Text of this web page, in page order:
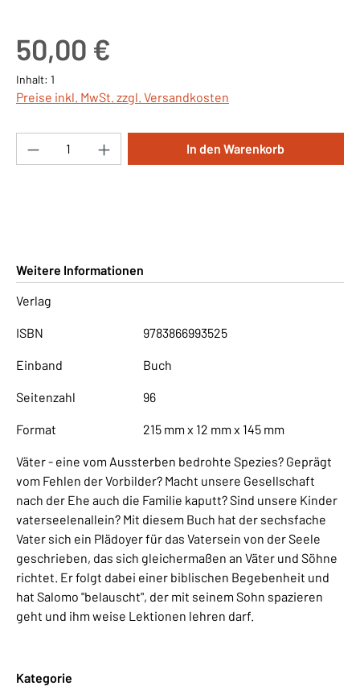
50,00 €
Inhalt: 1
Preise inkl. MwSt. zzgl. Versandkosten
Produkt Anzahl: Gib den gewünschten
In den Warenkorb
Weitere Informationen
Verlag
ISBN 9783866993525
Einband Buch
Seitenzahl 96
Format 215 mm x 12 mm x 145 mm
Väter - eine vom Aussterben bedrohte Spezies? Geprägt
vom Fehlen der Vorbilder? Macht unsere Gesellschaft
nach der Ehe auch die Familie kaputt? Sind unsere Kinder
vaterseelenallein? Mit diesem Buch hat der sechsfache
Vater sich ein Plädoyer für das Vatersein von der Seele
geschrieben, das sich gleichermaßen an Väter und Söhne
richtet. Er folgt dabei einer biblischen Begebenheit und
hat Salomo "belauscht", der mit seinem Sohn spazieren
geht und ihm weise Lektionen lehren darf.
Kategorie